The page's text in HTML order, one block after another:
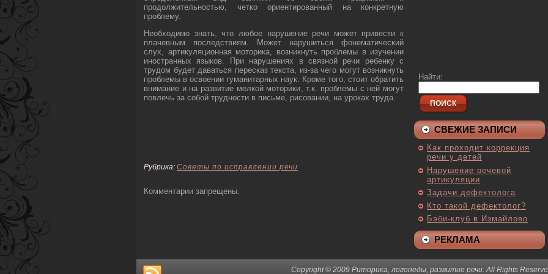
продолжительностью, четко ориентированный на конкретную
проблему.
Необходимо знать, что любое нарушение речи может привести к
плачевным последствиям. Может нарушиться фонематический
слух, артикуляционная моторика, возникнуть проблемы в изучении
иностранных языков. При нарушениях в связной речи ребенку с
трудом будет даваться пересказ текста, из-за чего могут возникнуть
проблемы в освоении гуманитарных наук. Кроме того, стоит обратить
внимание и на развитие мелкой моторики, т.к. проблемы с ней могут
повлечь за собой трудности в письме, рисовании, на уроках труда.
Рубрика: Советы по исправлении речи
Комментарии запрещены.
Найти:
ПОИСК
СВЕЖИЕ ЗАПИСИ
Как проходит коррекция
речи у детей
Нарушение речевой
артикуляции
Задачи дефектолога
Кто такой дефектолог?
Бэби-клуб в Измайлово
РЕКЛАМА
Copyright © 2009 Риторика, логопеды, развитие речи. All Rights